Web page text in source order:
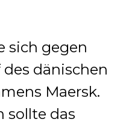
sich gegen
dänischen
Maersk.
sollte das